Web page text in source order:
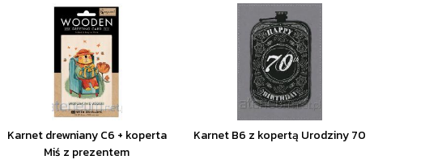
Karnet drewniany C6 + koperta
Miś z prezentem
Karnet B6 z kopertą Urodziny 70